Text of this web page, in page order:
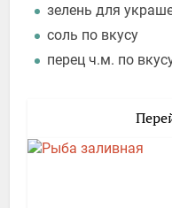
зелень для
соль по вкусу
перец ч.м. по